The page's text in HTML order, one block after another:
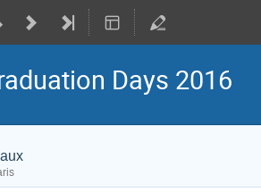
Days 2016